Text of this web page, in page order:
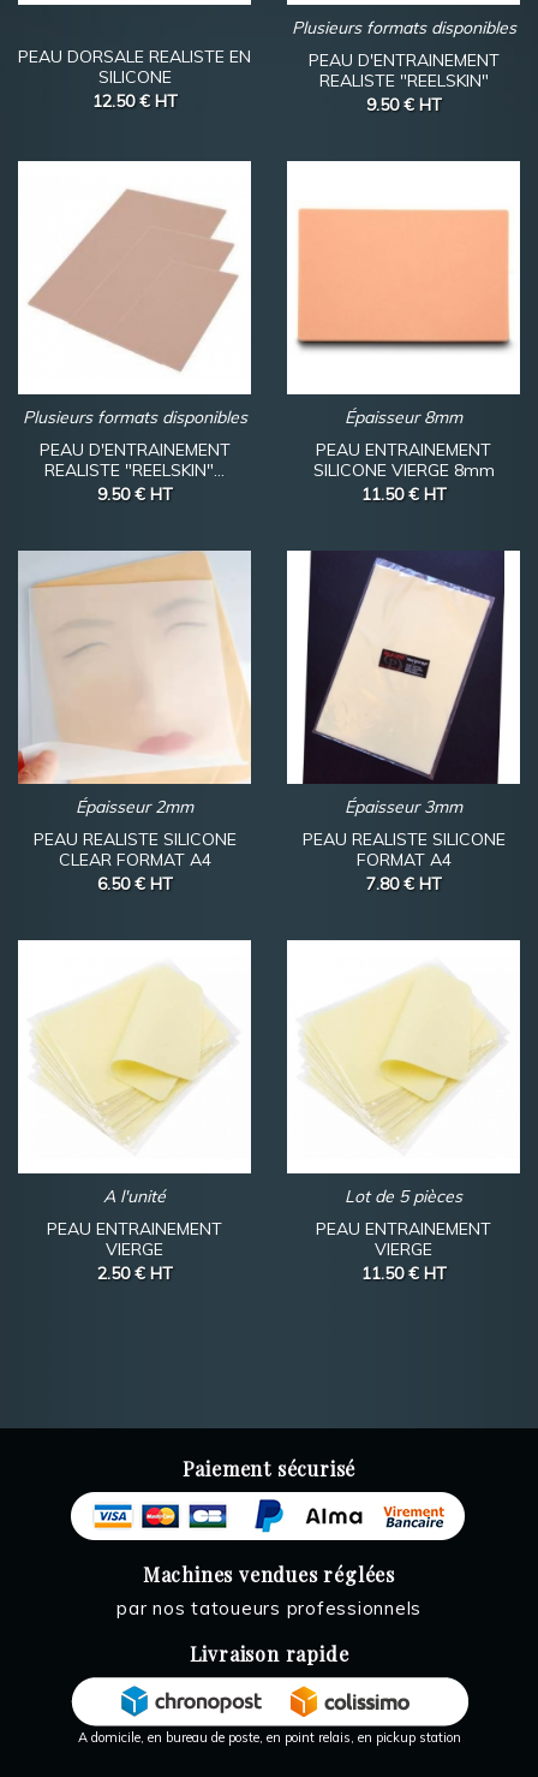
PEAU DORSALE REALISTE EN
SILICONE
12.50 € HT
Plusieurs formats disponibles
PEAU D'ENTRAINEMENT
REALISTE "REELSKIN"
9.50 € HT
Plusieurs formats disponibles
PEAU D'ENTRAINEMENT
REALISTE "REELSKIN"...
9.50 € HT
Épaisseur 8mm
PEAU ENTRAINEMENT
SILICONE VIERGE 8mm
11.50 € HT
Épaisseur 2mm
PEAU REALISTE SILICONE
CLEAR FORMAT A4
6.50 € HT
Épaisseur 3mm
PEAU REALISTE SILICONE
FORMAT A4
7.80 € HT
A l'unité
PEAU ENTRAINEMENT
VIERGE
2.50 € HT
Lot de 5 pièces
PEAU ENTRAINEMENT
VIERGE
11.50 € HT
Paiement sécurisé
Machines vendues réglées
par nos tatoueurs professionnels
Livraison rapide
A domicile, en bureau de poste, en point relais, en pickup station